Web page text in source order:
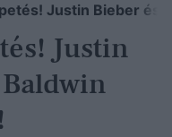
Justin Bieber és
Justin